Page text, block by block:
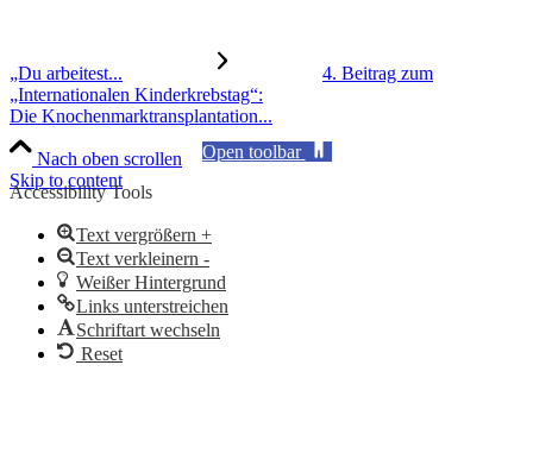
„Du arbeitest...
4. Beitrag zum
„Internationalen Kinderkrebstag“:
Die Knochenmarktransplantation...
Nach oben scrollen
Skip to content
Open toolbar
Accessibility Tools
Text vergrößern +
Text verkleinern -
Weißer Hintergrund
Links unterstreichen
Schriftart wechseln
Reset